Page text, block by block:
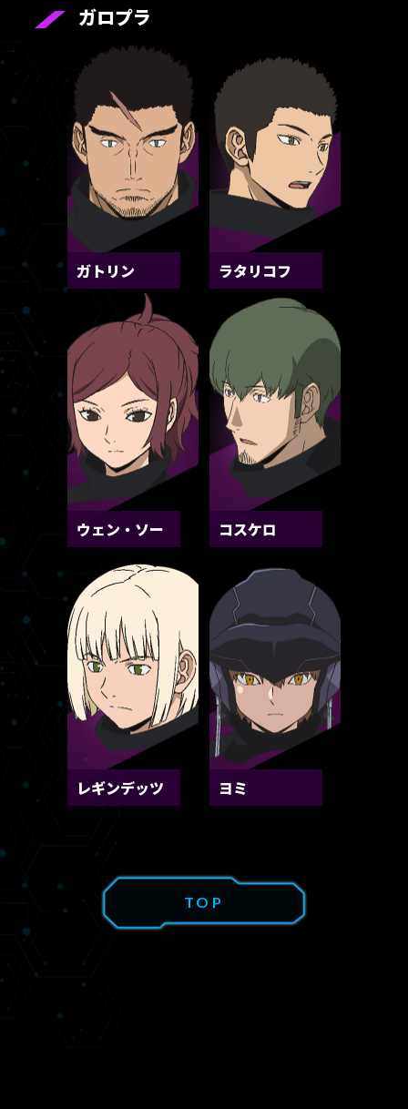
ガロプラ
ガトリン ラタリコフ
ウェン・ソー コスケロ
レギンデッツ ヨミ
TOP